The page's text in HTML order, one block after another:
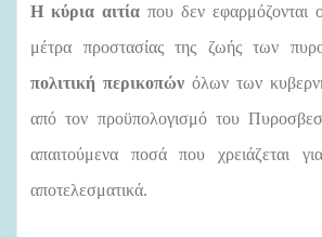
Η κύρια αιτία που δεν εφαρμόζονται
μέτρα προστασίας της ζωής των
πολιτική περικοπών όλων των
από τον προϋπολογισμό του
απαιτούμενα ποσά που χρειάζεται
αποτελεσματικά.